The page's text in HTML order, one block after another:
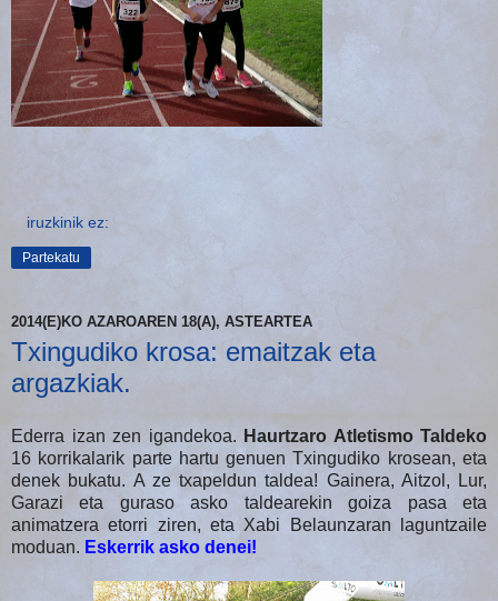
iruzkinik ez:
Partekatu
2014(E)KO AZAROAREN 18(A), ASTEARTEA
Txingudiko krosa: emaitzak eta
argazkiak.
Ederra izan zen igandekoa. Haurtzaro Atletismo Taldeko
16 korrikalarik parte hartu genuen Txingudiko krosean, eta
denek bukatu. A ze txapeldun taldea! Gainera, Aitzol, Lur,
Garazi eta guraso asko taldearekin goiza pasa eta
animatzera etorri ziren, eta Xabi Belaunzaran laguntzaile
moduan. Eskerrik asko denei!